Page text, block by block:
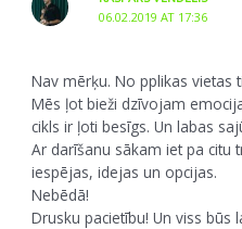
06.02.2019 AT 17:36
Nav mērķu. No pplikas vietas
Mēs ļot bieži dzīvojam
cikls ir ļoti besīgs. Un labas
Ar darīšanu sākam iet pa citu
iespējas, idejas un opcijas.
Nebēdā!
Drusku pacietību! Un viss būs